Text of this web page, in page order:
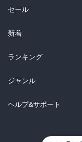
総合
ラノベ
雑誌・グラビア
BL・TL
セール
総合
ラノベ
雑誌・グラビア
BL・TL
新着
総合
ラノベ
雑誌・グラビア
ランキング
総合
ラノベ
ジャンル
コミック
ヘルプ&サポート